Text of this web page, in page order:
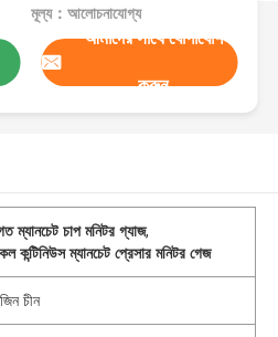
মূল্য：আলোচনাযোগ্য
আমাদের সাথে যোগাযোগ
করুন
ম্যানচেট চাপ মনিটর গ্যাজ,
কন্টিনিউস ম্যানচেট প্রেসার মনিটর গেজ
চীন